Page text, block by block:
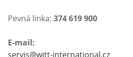
Pevná linka: 374 619 900
E-mail:
servis@witt-international.cz